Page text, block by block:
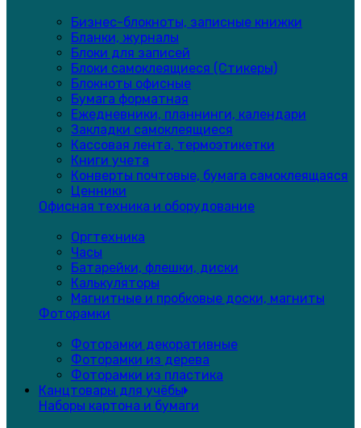
Бизнес-блокноты, записные книжки
Бланки, журналы
Блоки для записей
Блоки самоклеящиеся (Стикеры)
Блокноты офисные
Бумага форматная
Ежедневники, планнинги, календари
Закладки самоклеящиеся
Кассовая лента, термоэтикетки
Книги учета
Конверты почтовые, бумага самоклеящаяся
Ценники
Офисная техника и оборудование
Оргтехника
Часы
Батарейки, флешки, диски
Калькуляторы
Магнитные и пробковые доски, магниты
Фоторамки
Фоторамки декоративные
Фоторамки из дерева
Фоторамки из пластика
Канцтовары для учёбы
Наборы картона и бумаги